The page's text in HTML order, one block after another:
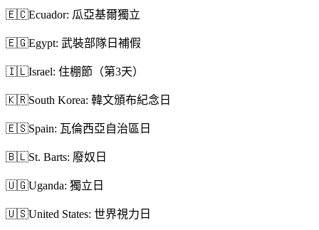
🇪🇨Ecuador: 瓜亞基爾獨立
🇪🇬Egypt: 武裝部隊日補假
🇮🇱Israel: 住棚節（第3天）
🇰🇷South Korea: 韓文頒布紀念日
🇪🇸Spain: 瓦倫西亞自治區日
🇧🇱St. Barts: 廢奴日
🇺🇬Uganda: 獨立日
🇺🇸United States: 世界視力日